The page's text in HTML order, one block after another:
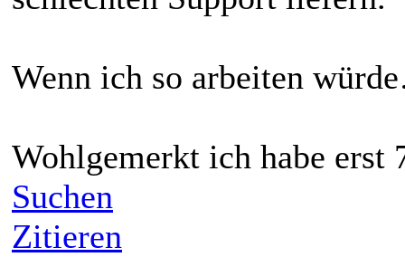
Wenn ich so arbeiten
Wohlgemerkt ich habe erst
Suchen
Zitieren